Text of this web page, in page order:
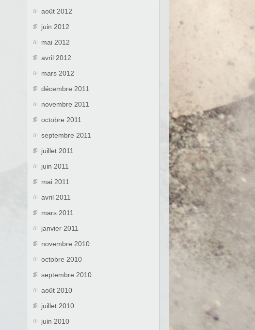
août 2012
juin 2012
mai 2012
avril 2012
mars 2012
décembre 2011
novembre 2011
octobre 2011
septembre 2011
juillet 2011
juin 2011
mai 2011
avril 2011
mars 2011
janvier 2011
novembre 2010
octobre 2010
septembre 2010
août 2010
juillet 2010
juin 2010